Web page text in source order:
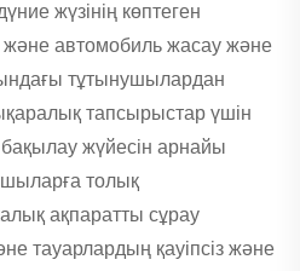
жүзінің көптеген
автомобиль жасау және
тұтынушылардан
тапсырыстар үшін
жүйесін арнайы
толық
ақпаратты сұрау
тауарлардың қауіпсіз және